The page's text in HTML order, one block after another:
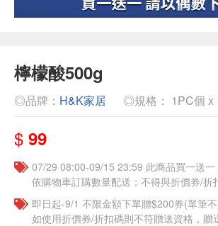
檸檬酸500g
◎品牌： H&K家居 ◎規格： 1PC個 x
$ 99
07/29 08:00-09/15 23:59 此商品買一送一
依購物車訂購數量配送；不得與折價券/折
即日起-9/1 不限金額下單贈$200券(單筆
如使用折價券/折扣碼則不符贈送資格，贈